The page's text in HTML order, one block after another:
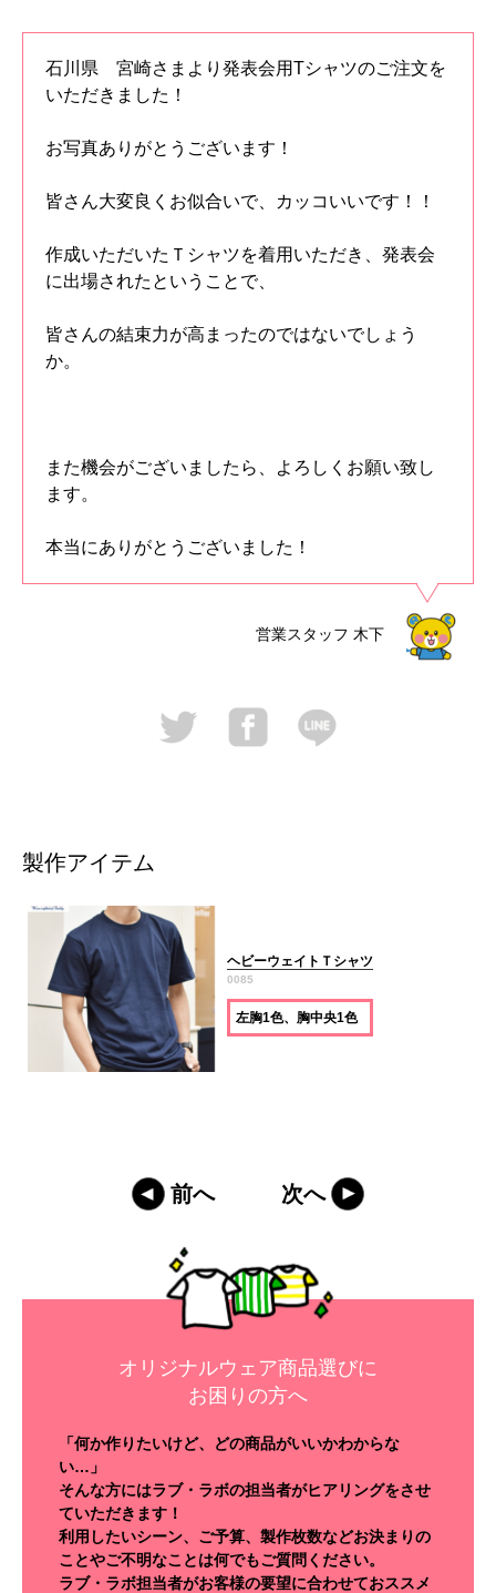
石川県 宮崎さまより発表会用Tシャツのご注文を
いただきました！
お写真ありがとうございます！
皆さん大変良くお似合いで、カッコいいです！！
作成いただいたＴシャツを着用いただき、発表会
に出場されたということで、
皆さんの結束力が高まったのではないでしょう
か。
また機会がございましたら、よろしくお願い致し
ます。
本当にありがとうございました！
営業スタッフ 木下
製作アイテム
ヘビーウェイトＴシャツ
0085
左胸1色、胸中央1色
前へ 次へ
オリジナルウェア商品選びに
お困りの方へ
「何か作りたいけど、どの商品がいいかわからな
い…」
そんな方にはラブ・ラボの担当者がヒアリングをさせ
ていただきます！
利用したいシーン、ご予算、製作枚数などお決まりの
ことやご不明なことは何でもご質問ください。
ラブ・ラボ担当者がお客様の要望に合わせておススメ